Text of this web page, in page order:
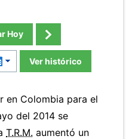
Hoy
Ver histórico
en Colombia para el
del 2014 se
T.R.M. aumentó un